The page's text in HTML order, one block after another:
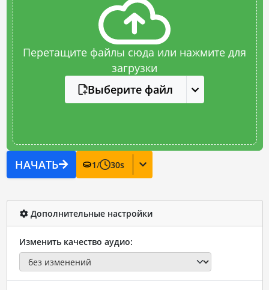
Перетащите файлы сюда или нажмите для
загрузки
Выберите файл
НАЧАТЬ 1/ 30s
Дополнительные настройки
Изменить качество аудио: